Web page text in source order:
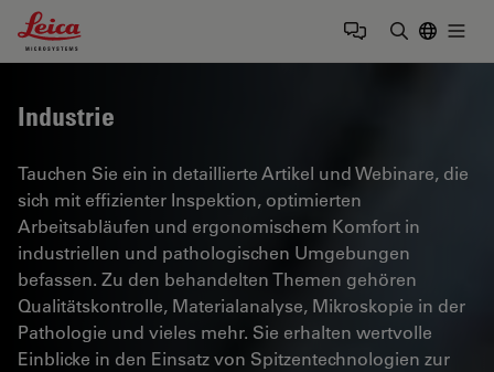
Leica Microsystems Logo
Industrie
Tauchen Sie ein in detaillierte Artikel und Webinare, die
sich mit effizienter Inspektion, optimierten
Arbeitsabläufen und ergonomischem Komfort in
industriellen und pathologischen Umgebungen
befassen. Zu den behandelten Themen gehören
Qualitätskontrolle, Materialanalyse, Mikroskopie in der
Pathologie und vieles mehr. Sie erhalten wertvolle
Einblicke in den Einsatz von Spitzentechnologien zur